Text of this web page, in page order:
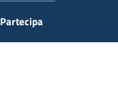
Partecipa